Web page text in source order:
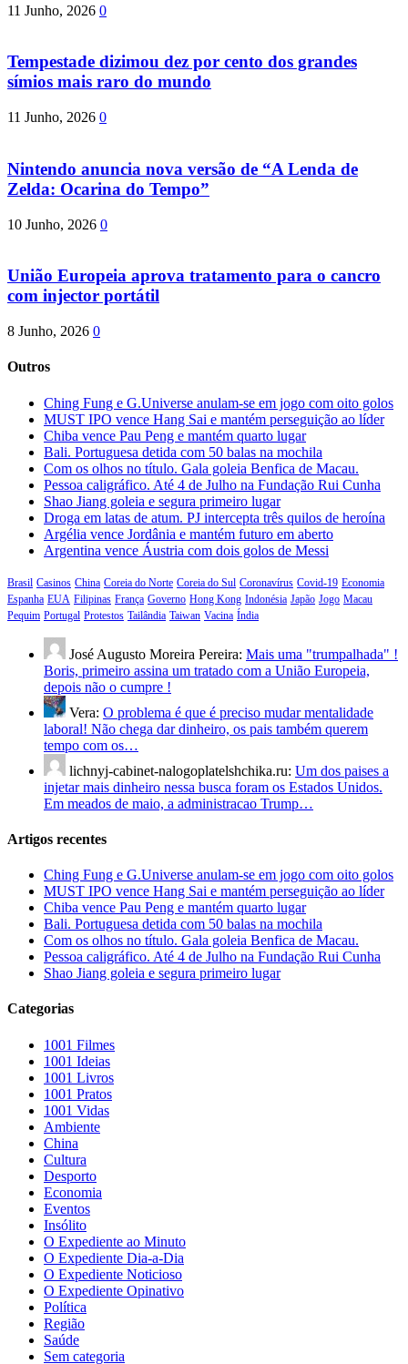
11 Junho, 2026 0
Tempestade dizimou dez por cento dos grandes
símios mais raro do mundo
11 Junho, 2026 0
Nintendo anuncia nova versão de “A Lenda de
Zelda: Ocarina do Tempo”
10 Junho, 2026 0
União Europeia aprova tratamento para o cancro
com injector portátil
8 Junho, 2026 0
Outros
Ching Fung e G.Universe anulam-se em jogo com oito golos
MUST IPO vence Hang Sai e mantém perseguição ao líder
Chiba vence Pau Peng e mantém quarto lugar
Bali. Portuguesa detida com 50 balas na mochila
Com os olhos no título. Gala goleia Benfica de Macau.
Pessoa caligráfico. Até 4 de Julho na Fundação Rui Cunha
Shao Jiang goleia e segura primeiro lugar
Droga em latas de atum. PJ intercepta três quilos de heroína
Argélia vence Jordânia e mantém futuro em aberto
Argentina vence Áustria com dois golos de Messi
Brasil Casinos China Coreia do Norte Coreia do Sul Coronavírus Covid-19 Economia
Espanha EUA Filipinas França Governo Hong Kong Indonésia Japão Jogo Macau
Pequim Portugal Protestos Tailândia Taiwan Vacina Índia
José Augusto Moreira Pereira: Mais uma "trumpalhada" !
Boris, primeiro assina um tratado com a União Europeia,
depois não o cumpre !
Vera: O problema é que é preciso mudar mentalidade
laboral! Não chega dar dinheiro, os pais também querem
tempo com os…
lichnyj-cabinet-nalogoplatelshchika.ru: Um dos paises a
injetar mais dinheiro nessa busca foram os Estados Unidos.
Em meados de maio, a administracao Trump…
Artigos recentes
Ching Fung e G.Universe anulam-se em jogo com oito golos
MUST IPO vence Hang Sai e mantém perseguição ao líder
Chiba vence Pau Peng e mantém quarto lugar
Bali. Portuguesa detida com 50 balas na mochila
Com os olhos no título. Gala goleia Benfica de Macau.
Pessoa caligráfico. Até 4 de Julho na Fundação Rui Cunha
Shao Jiang goleia e segura primeiro lugar
Categorias
1001 Filmes
1001 Ideias
1001 Livros
1001 Pratos
1001 Vidas
Ambiente
China
Cultura
Desporto
Economia
Eventos
Insólito
O Expediente ao Minuto
O Expediente Dia-a-Dia
O Expediente Noticioso
O Expediente Opinativo
Política
Região
Saúde
Sem categoria